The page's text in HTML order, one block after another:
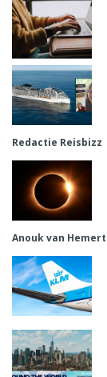
Redactie Reisbizz
Anouk van Hemert